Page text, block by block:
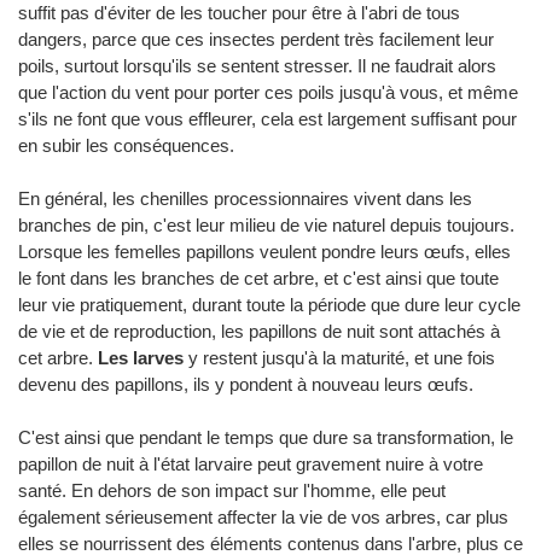
suffit pas d'éviter de les toucher pour être à l'abri de tous
dangers, parce que ces insectes perdent très facilement leur
poils, surtout lorsqu'ils se sentent stresser. Il ne faudrait alors
que l'action du vent pour porter ces poils jusqu'à vous, et même
s'ils ne font que vous effleurer, cela est largement suffisant pour
en subir les conséquences.
En général, les chenilles processionnaires vivent dans les
branches de pin, c'est leur milieu de vie naturel depuis toujours.
Lorsque les femelles papillons veulent pondre leurs œufs, elles
le font dans les branches de cet arbre, et c'est ainsi que toute
leur vie pratiquement, durant toute la période que dure leur cycle
de vie et de reproduction, les papillons de nuit sont attachés à
cet arbre. Les larves y restent jusqu'à la maturité, et une fois
devenu des papillons, ils y pondent à nouveau leurs œufs.
C'est ainsi que pendant le temps que dure sa transformation, le
papillon de nuit à l'état larvaire peut gravement nuire à votre
santé. En dehors de son impact sur l'homme, elle peut
également sérieusement affecter la vie de vos arbres, car plus
elles se nourrissent des éléments contenus dans l'arbre, plus ce